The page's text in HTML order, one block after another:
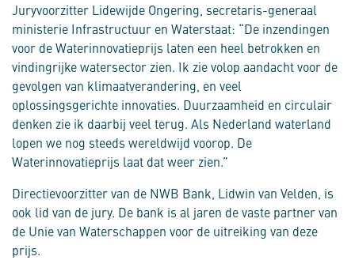
Juryvoorzitter Lidewijde Ongering, secretaris-generaal
ministerie Infrastructuur en Waterstaat: “De inzendingen
voor de Waterinnovatieprijs laten een heel betrokken en
vindingrijke watersector zien. Ik zie volop aandacht voor de
gevolgen van klimaatverandering, en veel
oplossingsgerichte innovaties. Duurzaamheid en circulair
denken zie ik daarbij veel terug. Als Nederland waterland
lopen we nog steeds wereldwijd voorop. De
Waterinnovatieprijs laat dat weer zien.”
Directievoorzitter van de NWB Bank, Lidwin van Velden, is
ook lid van de jury. De bank is al jaren de vaste partner van
de Unie van Waterschappen voor de uitreiking van deze
prijs.